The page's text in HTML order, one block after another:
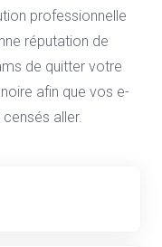
professionnelle
réputation de
de quitter votre
afin que vos e-
aller.